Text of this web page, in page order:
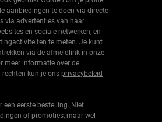
aanbiedingen te doen via directe
via advertenties van haar
en sociale netwerken, en
te meten. Je kunt
via de afmeldlink in onze
meer informatie over de
rechten kun je ons privacybeleid
eerste bestelling. Niet
of promoties, maar wel